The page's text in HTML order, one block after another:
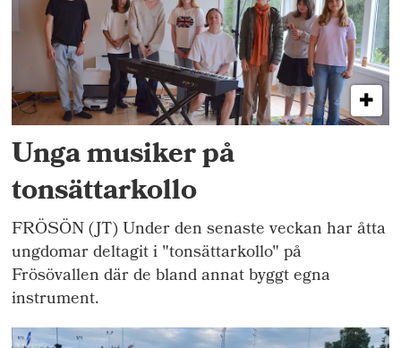
Unga musiker på
tonsättarkollo
FRÖSÖN (JT) Under den senaste veckan har åtta
ungdomar deltagit i "tonsättarkollo" på
Frösövallen där de bland annat byggt egna
instrument.